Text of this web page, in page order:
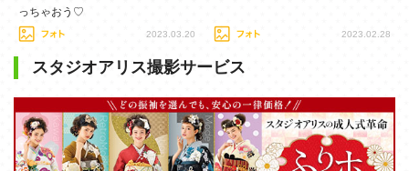
っちゃおう♡
2023.03.20 2023.02.28
スタジオアリス撮影サービス